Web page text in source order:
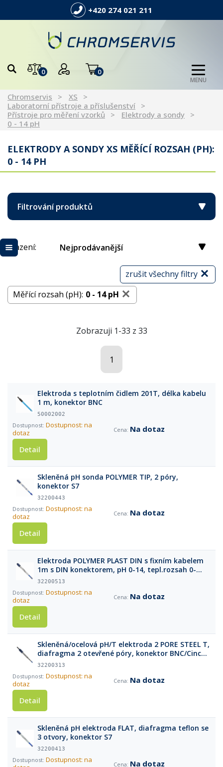
+420 274 021 211
0 0
MENU
Chromservis
XS
Laboratorní přístroje a příslušenství
Přístroje pro měření vzorků
Elektrody a sondy
0 - 14 pH
ELEKTRODY A SONDY XS MĚŘÍCÍ ROZSAH (PH):
0 - 14 PH
Filtrování produktů
Řazení: Nejprodávanější
zrušit všechny filtry
Měřící rozsah (pH): 0 - 14 pH
Zobrazuji 1-33 z 33
1
Elektroda s teplotním čidlem 201T, délka kabelu
1 m, konektor BNC
50002002
Dostupnost: na
dotaz
Na dotaz
Detail
Skleněná pH sonda POLYMER TIP, 2 póry,
konektor S7
32200443
Dostupnost: na
dotaz
Na dotaz
Detail
Elektroda POLYMER PLAST DIN s fixním kabelem
1m s DIN konektorem, pH 0-14, tepl.rozsah 0-
60°C
32200513
Dostupnost: na
dotaz
Na dotaz
Detail
Skleněná/ocelová pH/T elektroda 2 PORE STEEL T,
diafragma 2 otevřené póry, konektor BNC/Cinch
(1m kabel)
32200313
Dostupnost: na
dotaz
Na dotaz
Detail
Skleněná pH elektroda FLAT, diafragma teflon se
3 otvory, konektor S7
32200413
Dostupnost: na
Na dotaz